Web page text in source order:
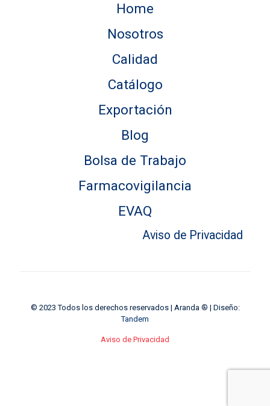
Home
Nosotros
Calidad
Catálogo
Exportación
Blog
Bolsa de Trabajo
Farmacovigilancia
EVAQ
Aviso de Privacidad
© 2023 Todos los derechos reservados | Aranda ® | Diseño:
Tandem
Aviso de Privacidad